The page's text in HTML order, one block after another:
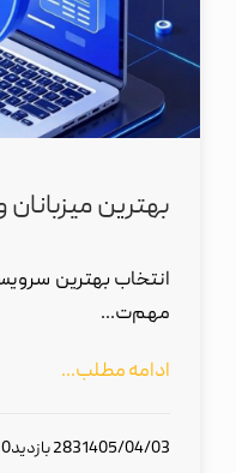
بهترین
انتخاب بهترین
مهم‌ت...
ادامه مطلب...
1405/04/03283 بازدید 0 نظر